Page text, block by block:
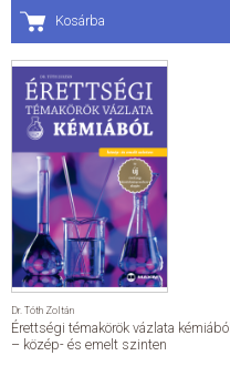
Kosárba
Dr. Tóth Zoltán
Érettségi témakörök vázlata kémiából
– közép- és emelt szinten